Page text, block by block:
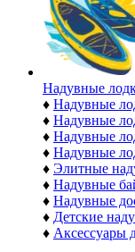
Надувные
♦ Надувные
♦ Надувные
♦ Надувные
♦ Надувные
♦ Элитные
♦ Надувные
♦ Надувные
♦ Детские
♦ Аксессуары